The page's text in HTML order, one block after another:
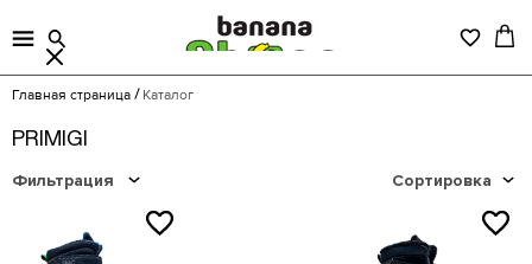
Главная страница Каталог
PRIMIGI
Фильтрация
Сортировка